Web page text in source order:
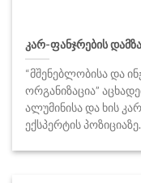
კარ-ფანჯრების
“მშენებლობისა და
ორგანიზაცია”
ალუმინისა და ხის
ექსპერტის